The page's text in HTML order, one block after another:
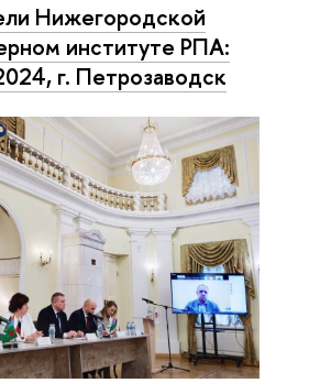
Ни­же­го­род­ской
институте РПА:
г. Пет­ро­за­водск